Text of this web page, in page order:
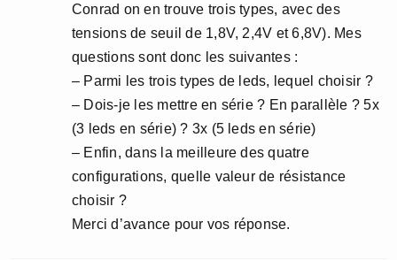
Conrad on en trouve trois types, avec des
tensions de seuil de 1,8V, 2,4V et 6,8V). Mes
questions sont donc les suivantes :
– Parmi les trois types de leds, lequel choisir ?
– Dois-je les mettre en série ? En parallèle ? 5x
(3 leds en série) ? 3x (5 leds en série)
– Enfin, dans la meilleure des quatre
configurations, quelle valeur de résistance
choisir ?
Merci d’avance pour vos réponse.